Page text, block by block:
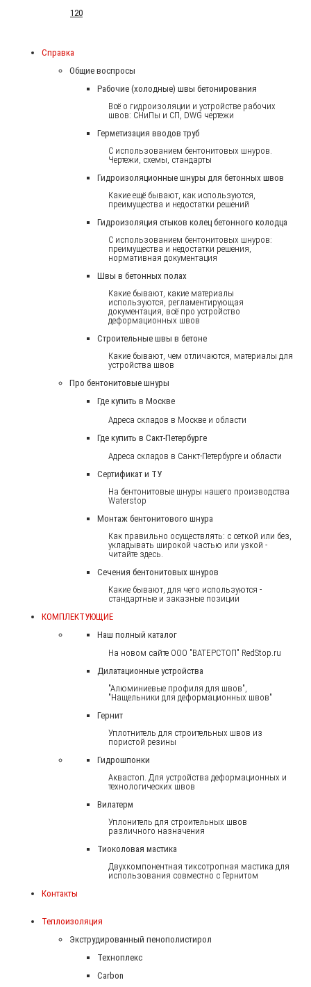
120
Справка
Общие воспросы
Рабочие (холодные) швы бетонирования
Всё о гидроизоляции и устройстве рабочих
швов: СНиПы и СП, DWG чертежи
Герметизация вводов труб
С использованием бентонитовых шнуров.
Чертежи, схемы, стандарты
Гидроизоляционные шнуры для бетонных швов
Какие ещё бывают, как используются,
преимущества и недостатки решений
Гидроизоляция стыков колец бетонного колодца
С использованием бентонитовых шнуров:
преимущества и недостатки решения,
нормативная документация
Швы в бетонных полах
Какие бывают, какие материалы
используются, регламентирующая
документация, всё про устройство
деформационных швов
Строительные швы в бетоне
Какие бывают, чем отличаются, материалы для
устройства швов
Про бентонитовые шнуры
Где купить в Москве
Адреса складов в Москве и области
Где купить в Сакт-Петербурге
Адреса складов в Санкт-Петербурге и области
Сертификат и ТУ
На бентонитовые шнуры нашего производства
Waterstop
Монтаж бентонитового шнура
Как правильно осуществлять: с сеткой или без,
укладывать широкой частью или узкой -
читайте здесь.
Сечения бентонитовых шнуров
Какие бывают, для чего используются -
стандартные и заказные позиции
КОМПЛЕКТУЮЩИЕ
Наш полный каталог
На новом сайте ООО "ВАТЕРСТОП" RedStop.ru
Дилатационные устройства
"Алюминиевые профиля для швов",
"Нащельники для деформационных швов"
Гернит
Уплотнитель для строительных швов из
пористой резины
Гидрошпонки
Аквастоп. Для устройства деформационных и
технологических швов
Вилатерм
Уплонитель для строительных швов
различного назначения
Тиоколовая мастика
Двухкомпонентная тиксотропная мастика для
использования совместно с Гернитом
Контакты
Теплоизоляция
Экструдированный пенополистирол
Техноплекс
Carbon